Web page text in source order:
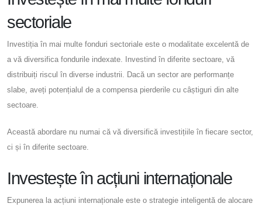
sectoriale
Investiția în mai multe fonduri sectoriale este o modalitate excelentă de
a vă diversifica fondurile indexate. Investind în diferite sectoare, vă
distribuiți riscul în diverse industrii. Dacă un sector are performanțe
slabe, aveți potențialul de a compensa pierderile cu câștiguri din alte
sectoare.
Această abordare nu numai că vă diversifică investițiile în fiecare sector,
ci și în diferite sectoare.
Investește în acțiuni internaționale
Expunerea la acțiuni internaționale este o strategie inteligentă de alocare